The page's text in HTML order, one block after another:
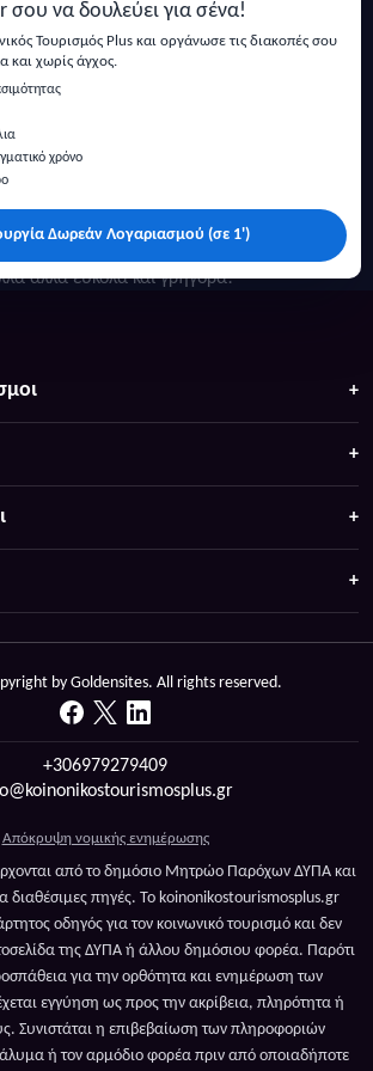
σου να δουλεύει για σένα!
Τουρισμός Plus και οργάνωσε τις διακοπές σου
και χωρίς άγχος.
χρόνο
Δωρεάν Λογαριασμού (σε 1')
άλλα ευκολα και γρήγορα!
by Goldensites. All rights reserved.
+306979279409
Απόκρυψη νομικής ενημέρωσης
από το δημόσιο Μητρώο Παρόχων ΔΥΠΑ και
διαθέσιμες πηγές. Το koinonikostourismosplus.gr
οδηγός για τον κοινωνικό τουρισμό και δεν
της ΔΥΠΑ ή άλλου δημόσιου φορέα. Παρότι
για την ορθότητα και ενημέρωση των
εγγύηση ως προς την ακρίβεια, πληρότητα ή
Συνιστάται η επιβεβαίωση των πληροφοριών
ή τον αρμόδιο φορέα πριν από οποιαδήποτε